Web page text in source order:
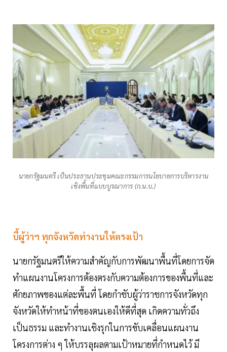
นายกรัฐมนตรี เป็นประธานประชุมคณะกรรมการนโยบายการบริหารงาน
เชิงพื้นที่แบบบูรณาการ (ก.น.บ.)
บี้ผู้ว่าฯ ทุกจังหวัดทำงานให้ตรงเป้า
นายกรัฐมนตรีให้ความสำคัญกับการพัฒนาพื้นที่โดยการจัด
ทำแผนงานโครงการต้องตรงกับความต้องการของพื้นที่และ
ศักยภาพของแต่ละพื้นที่ โดยกำชับผู้ว่าราชการจังหวัดทุก
จังหวัดให้ทำหน้าที่ของตนเองให้ดีที่สุด เกิดความทั่วถึง
เป็นธรรม และทำงานเชิงรุกในการขับเคลื่อนแผนงาน
โครงการต่าง ๆ ให้บรรลุผลตามเป้าหมายที่กำหนดไว้ มี